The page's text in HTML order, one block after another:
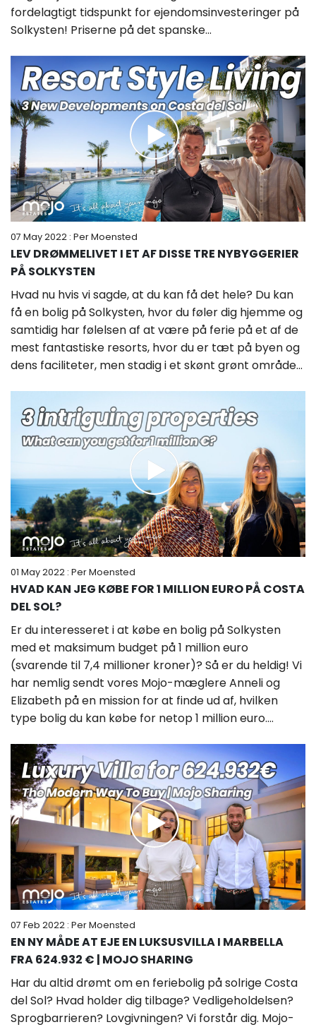
fordelagtigt tidspunkt for ejendomsinvesteringer på
Solkysten! Priserne på det spanske...
07 May 2022 : Per Moensted
LEV DRØMMELIVET I ET AF DISSE TRE NYBYGGERIER
PÅ SOLKYSTEN
Hvad nu hvis vi sagde, at du kan få det hele? Du kan
få en bolig på Solkysten, hvor du føler dig hjemme og
samtidig har følelsen af ​​at være på ferie på et af de
mest fantastiske resorts, hvor du er tæt på byen og
dens faciliteter, men stadig i et skønt grønt område...
01 May 2022 : Per Moensted
HVAD KAN JEG KØBE FOR 1 MILLION EURO PÅ COSTA
DEL SOL?
Er du interesseret i at købe en bolig på Solkysten
med et maksimum budget på 1 million euro
(svarende til 7,4 millioner kroner)? Så er du heldig! Vi
har nemlig sendt vores Mojo-mæglere Anneli og
Elizabeth på en mission for at finde ud af, hvilken
type bolig du kan købe for netop 1 million euro....
07 Feb 2022 : Per Moensted
EN NY MÅDE AT EJE EN LUKSUSVILLA I MARBELLA
FRA 624.932 € | MOJO SHARING
Har du altid drømt om en feriebolig på solrige Costa
del Sol? Hvad holder dig tilbage? Vedligeholdelsen?
Sprogbarrieren? Lovgivningen? Vi forstår dig. Mojo-